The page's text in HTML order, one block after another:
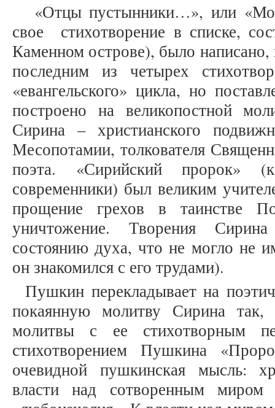
«Отцы пустынники…», или
свое стихотворение в списке,
Каменном острове), было
последним из четырех
«евангельского» цикла, но
построено на великопостной
Сирина – христианского
Месопотамии, толкователя
поэта. «Сирийский пророк»
современники) был великим
прощение грехов в таинстве
уничтожение. Творения
состоянию духа, что не могло не
он знакомился с его трудами).
Пушкин перекладывает на
покаянную молитву Сирина так,
молитвы с ее стихотворным
стихотворением Пушкина
очевидной пушкинская мысль:
власти над сотворенным